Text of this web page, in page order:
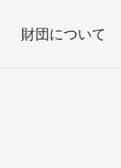
財団について